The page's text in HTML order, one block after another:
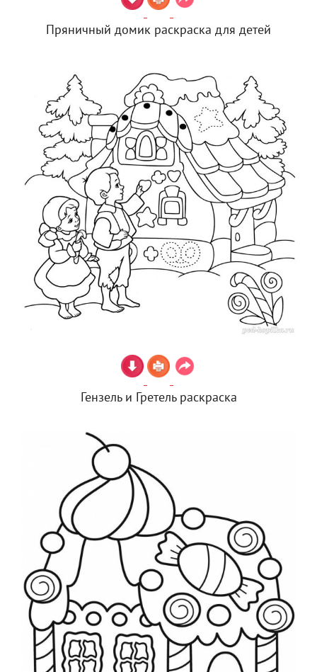
Пряничный домик раскраска для детей
Гензель и Гретель раскраска